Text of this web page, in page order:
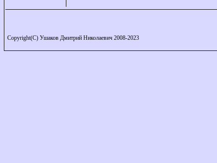
Copyright(C) Ушаков Дмитрий Николаевич 2008-2023